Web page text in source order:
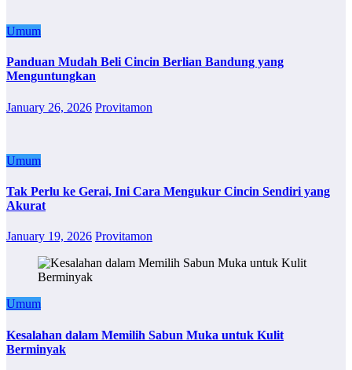
Umum
Panduan Mudah Beli Cincin Berlian Bandung yang
Menguntungkan
January 26, 2026 Provitamon
Umum
Tak Perlu ke Gerai, Ini Cara Mengukur Cincin Sendiri yang
Akurat
January 19, 2026 Provitamon
Umum
Kesalahan dalam Memilih Sabun Muka untuk Kulit
Berminyak